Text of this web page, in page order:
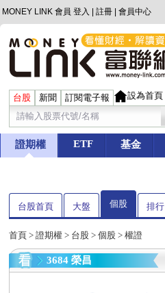
MONEY LINK 會員 登入 註冊 會員中心
台股 新聞 訂閱電子報 設為首頁
證期權 ETF 基金
台股首頁 大盤 個股 排行
首頁 > 證期權 > 台股 > 個股 > 權證
3684 榮昌